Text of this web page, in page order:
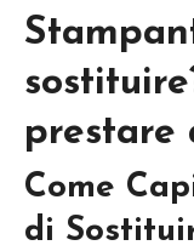
prestare
Come
di